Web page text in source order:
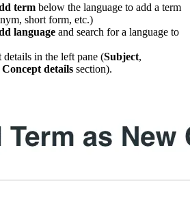
term below the language to add a term
short form, etc.)
language and search for a language to
details in the left pane (Subject,
Concept details section).